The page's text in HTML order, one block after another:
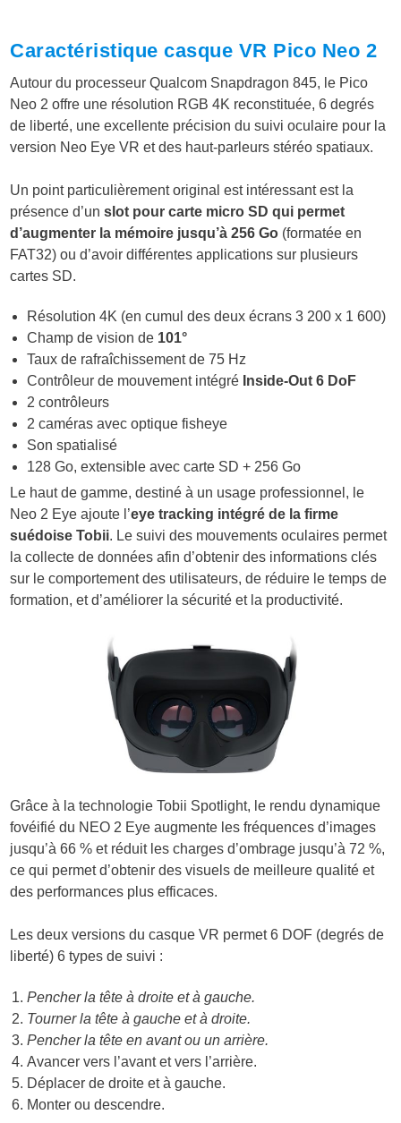
Caractéristique casque VR Pico Neo 2
Autour du processeur Qualcom Snapdragon 845, le Pico
Neo 2 offre une résolution RGB 4K reconstituée, 6 degrés
de liberté, une excellente précision du suivi oculaire pour la
version Neo Eye VR et des haut-parleurs stéréo spatiaux.
Un point particulièrement original est intéressant est la
présence d’unslot pour carte micro SD qui permet
d’augmenter la mémoire jusqu’à 256 Go (formatée en
FAT32) ou d’avoir différentes applications sur plusieurs
cartes SD.
Résolution 4K (en cumul des deux écrans 3 200 x 1 600)
Champ de vision de 101°
Taux de rafraîchissement de 75 Hz
Contrôleur de mouvement intégré Inside-Out 6 DoF
2 contrôleurs
2 caméras avec optique fisheye
Son spatialisé
128 Go, extensible avec carte SD + 256 Go
Le haut de gamme, destiné à un usage professionnel, le
Neo 2 Eye ajoute l’eye tracking intégré de la firme
suédoise Tobii. Le suivi des mouvements oculaires permet
la collecte de données afin d’obtenir des informations clés
sur le comportement des utilisateurs, de réduire le temps de
formation, et d’améliorer la sécurité et la productivité.
Grâce à la technologie Tobii Spotlight, le rendu dynamique
fovéifié du NEO 2 Eye augmente les fréquences d’images
jusqu’à 66 % et réduit les charges d’ombrage jusqu’à 72 %,
ce qui permet d’obtenir des visuels de meilleure qualité et
des performances plus efficaces.
Les deux versions du casque VR permet 6 DOF (degrés de
liberté) 6 types de suivi :
Pencher la tête à droite et à gauche.
Tourner la tête à gauche et à droite.
Pencher la tête en avant ou un arrière.
Avancer vers l’avant et vers l’arrière.
Déplacer de droite et à gauche.
Monter ou descendre.